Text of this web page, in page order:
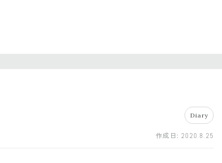
Diary
作成日:2020.8.25